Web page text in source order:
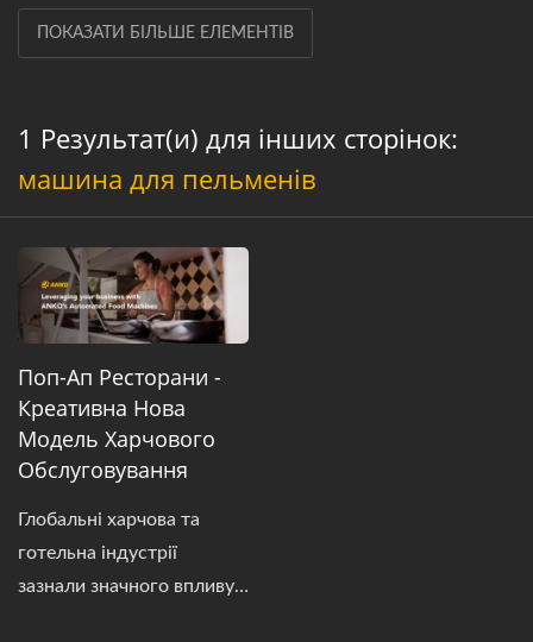
ПОКАЗАТИ БІЛЬШЕ ЕЛЕМЕНТІВ
1 Результат(и) для інших сторінок:
машина для пельменів
Поп-Ап Ресторани -
Креативна Нова
Модель Харчового
Обслуговування
Глобальні харчова та
готельна індустрії
зазнали значного впливу